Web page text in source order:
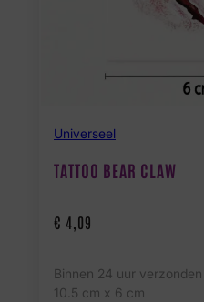
Universeel
TATTOO BEAR CLAW
€ 4,09
Binnen 24 uur verzonden
10.5 cm x 6 cm